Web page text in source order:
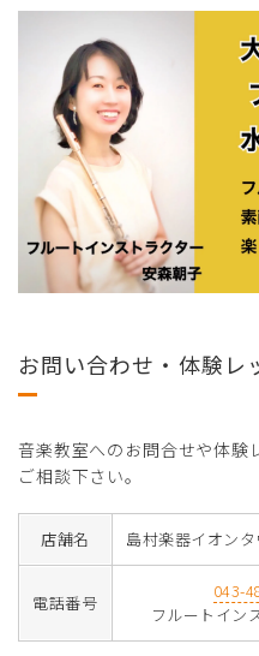
お問い合わせ・体験レ
音楽教室へのお問合せや体験
ご相談下さい。
店舗名 島村楽器イオン
電話番号
043-
フルートイン